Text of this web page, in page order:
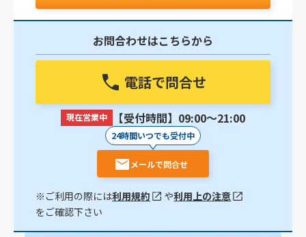
お問合わせはこちらから
電話で問合せ
現在営業中 【受付時間】09:00〜21:00
24時間いつでも受付中
メールで問合せ
※ご利用の際には利用規約 や利用上の注意
をご確認下さい